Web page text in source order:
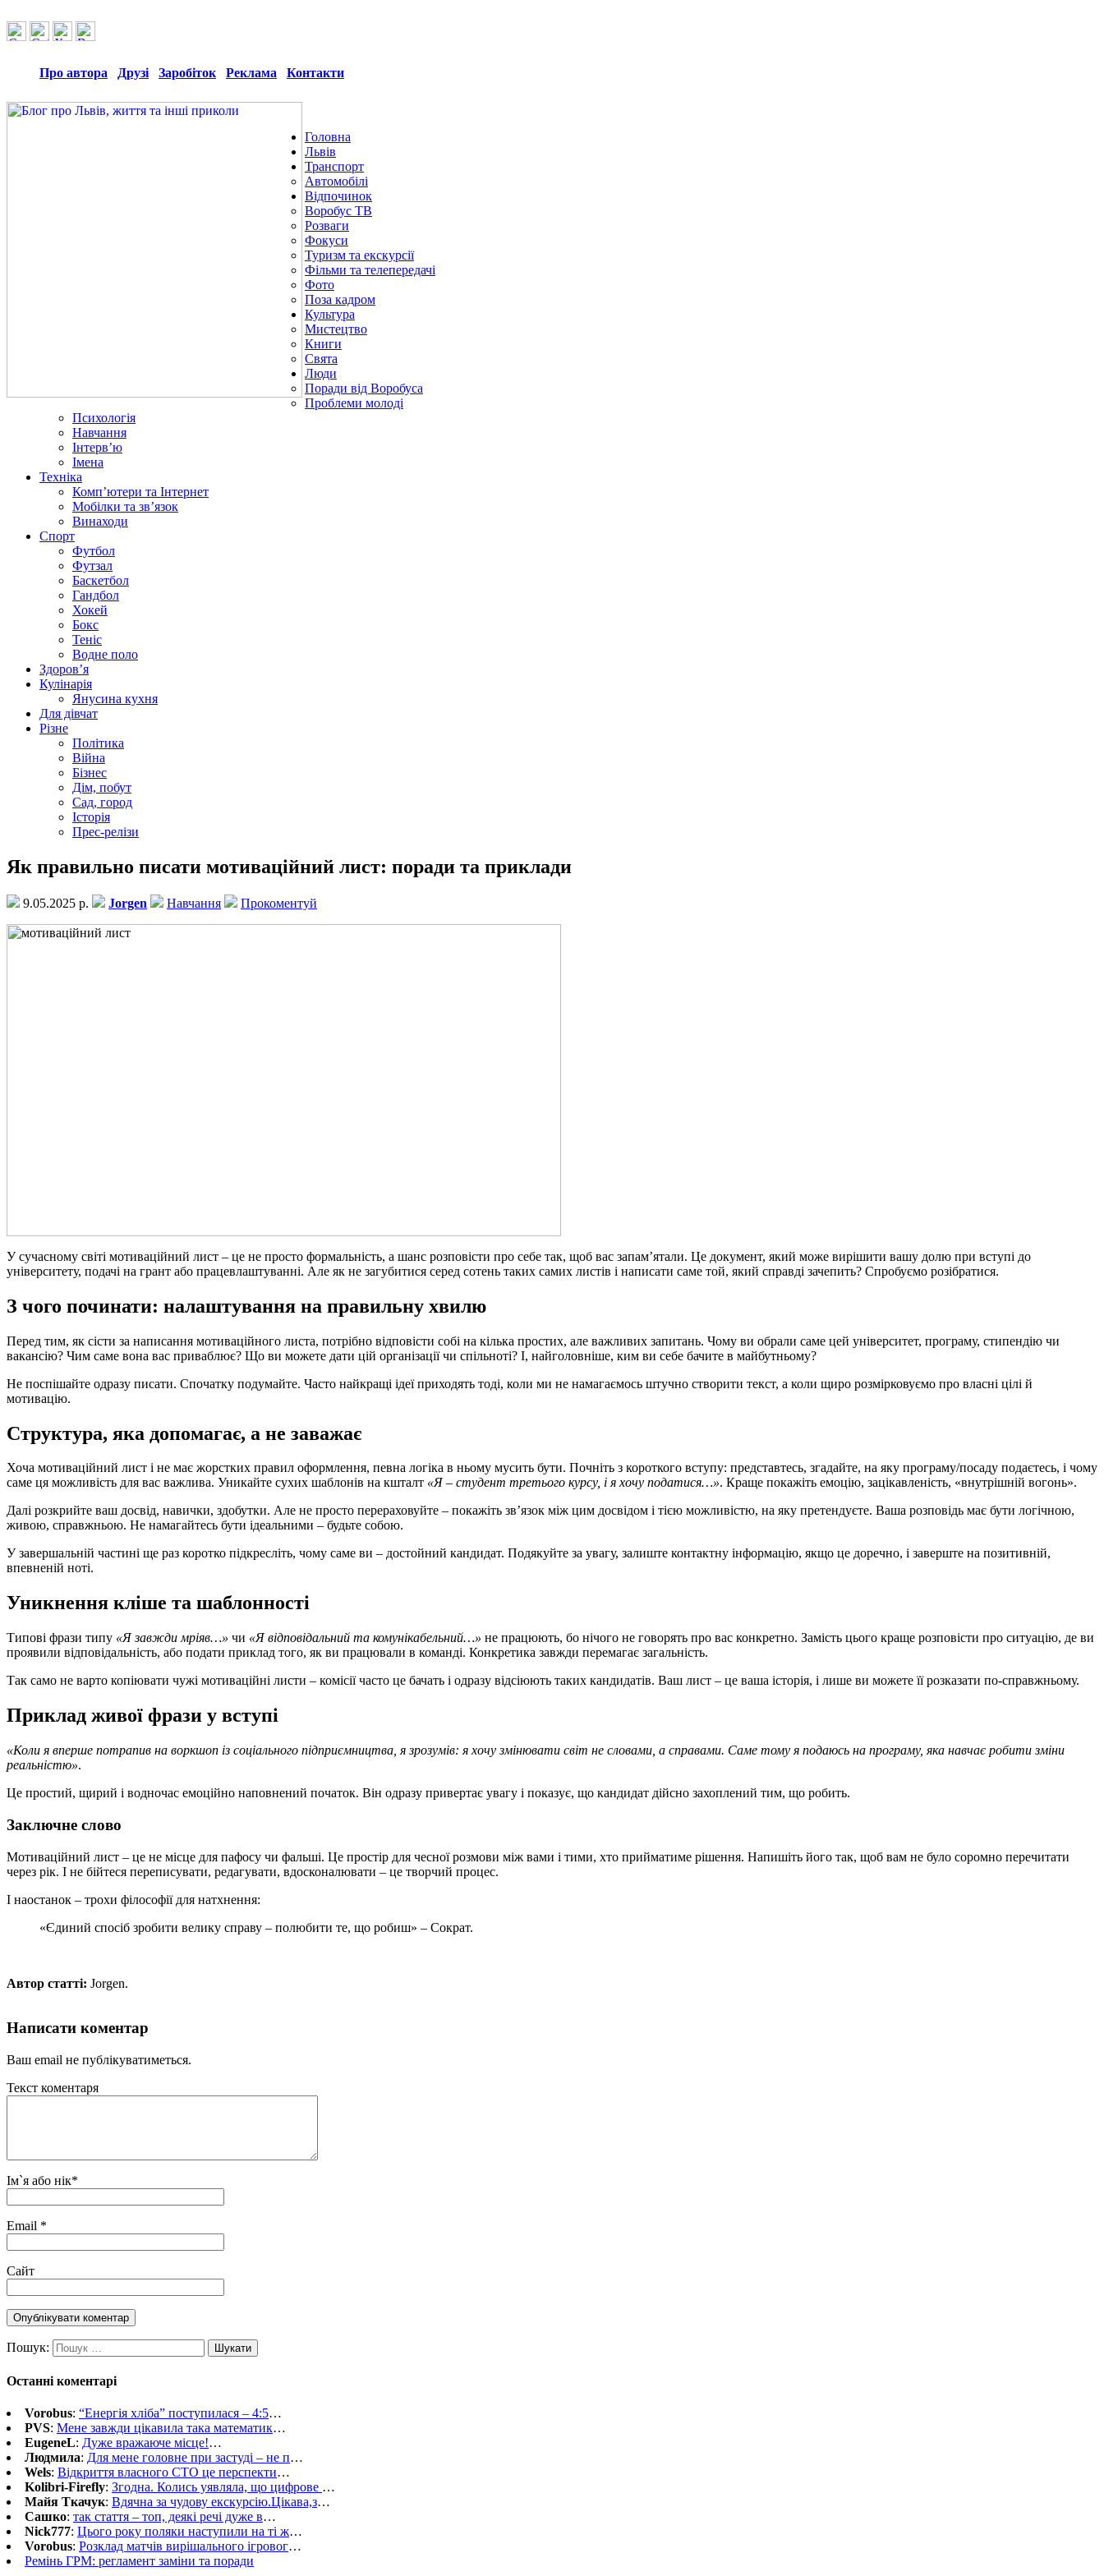
Про автора Друзі Заробіток Реклама Контакти
Головна
Львів
Транспорт
Автомобілі
Відпочинок
Воробус ТВ
Розваги
Фокуси
Туризм та екскурсії
Фільми та телепередачі
Фото
Поза кадром
Культура
Мистецтво
Книги
Свята
Люди
Поради від Воробуса
Проблеми молоді
Психологія
Навчання
Інтерв’ю
Імена
Техніка
Комп’ютери та Інтернет
Мобілки та зв’язок
Винаходи
Спорт
Футбол
Футзал
Баскетбол
Гандбол
Хокей
Бокс
Теніс
Водне поло
Здоров’я
Кулінарія
Янусина кухня
Для дівчат
Різне
Політика
Війна
Бізнес
Дім, побут
Сад, город
Історія
Прес-релізи
Як правильно писати мотиваційний лист: поради та приклади
9.05.2025 р. Jorgen Навчання Прокоментуй
У сучасному світі мотиваційний лист – це не просто формальність, а шанс розповісти про себе так, щоб вас запам’ятали. Це документ, який може вирішити вашу долю при вступі до
університету, подачі на грант або працевлаштуванні. Але як не загубитися серед сотень таких самих листів і написати саме той, який справді зачепить? Спробуємо розібратися.
З чого починати: налаштування на правильну хвилю
Перед тим, як сісти за написання мотиваційного листа, потрібно відповісти собі на кілька простих, але важливих запитань. Чому ви обрали саме цей університет, програму, стипендію чи
вакансію? Чим саме вона вас приваблює? Що ви можете дати цій організації чи спільноті? І, найголовніше, ким ви себе бачите в майбутньому?
Не поспішайте одразу писати. Спочатку подумайте. Часто найкращі ідеї приходять тоді, коли ми не намагаємось штучно створити текст, а коли щиро розмірковуємо про власні цілі й
мотивацію.
Структура, яка допомагає, а не заважає
Хоча мотиваційний лист і не має жорстких правил оформлення, певна логіка в ньому мусить бути. Почніть з короткого вступу: представтесь, згадайте, на яку програму/посаду подаєтесь, і чому
саме ця можливість для вас важлива. Уникайте сухих шаблонів на кшталт «Я – студент третього курсу, і я хочу податися…». Краще покажіть емоцію, зацікавленість, «внутрішній вогонь».
Далі розкрийте ваш досвід, навички, здобутки. Але не просто перераховуйте – покажіть зв’язок між цим досвідом і тією можливістю, на яку претендуєте. Ваша розповідь має бути логічною,
живою, справжньою. Не намагайтесь бути ідеальними – будьте собою.
У завершальній частині ще раз коротко підкресліть, чому саме ви – достойний кандидат. Подякуйте за увагу, залиште контактну інформацію, якщо це доречно, і заверште на позитивній,
впевненій ноті.
Уникнення кліше та шаблонності
Типові фрази типу «Я завжди мріяв…» чи «Я відповідальний та комунікабельний…» не працюють, бо нічого не говорять про вас конкретно. Замість цього краще розповісти про ситуацію, де ви
проявили відповідальність, або подати приклад того, як ви працювали в команді. Конкретика завжди перемагає загальність.
Так само не варто копіювати чужі мотиваційні листи – комісії часто це бачать і одразу відсіюють таких кандидатів. Ваш лист – це ваша історія, і лише ви можете її розказати по-справжньому.
Приклад живої фрази у вступі
«Коли я вперше потрапив на воркшоп із соціального підприємництва, я зрозумів: я хочу змінювати світ не словами, а справами. Саме тому я подаюсь на програму, яка навчає робити зміни
реальністю».
Це простий, щирий і водночас емоційно наповнений початок. Він одразу привертає увагу і показує, що кандидат дійсно захоплений тим, що робить.
Заключне слово
Мотиваційний лист – це не місце для пафосу чи фальші. Це простір для чесної розмови між вами і тими, хто прийматиме рішення. Напишіть його так, щоб вам не було соромно перечитати
через рік. І не бійтеся переписувати, редагувати, вдосконалювати – це творчий процес.
І наостанок – трохи філософії для натхнення:
«Єдиний спосіб зробити велику справу – полюбити те, що робиш» – Сократ.
Автор статті: Jorgen.
Написати коментар
Ваш email не публікуватиметься.
Текст коментаря
Ім`я або нік*
Email *
Сайт
Пошук:
Останні коментарі
Vorobus: “Енергія хліба” поступилася – 4:5…
PVS: Мене завжди цікавила така математик…
EugeneL: Дуже вражаюче місце!…
Людмила: Для мене головне при застуді – не п…
Wels: Відкриття власного СТО це перспекти…
Kolibri-Firefly: Згодна. Колись уявляла, що цифрове …
Майя Ткачук: Вдячна за чудову екскурсію.Цікава,з…
Сашко: так стаття – топ, деякі речі дуже в…
Nick777: Цього року поляки наступили на ті ж…
Vorobus: Розклад матчів вирішального ігровог…
Ремінь ГРМ: регламент заміни та поради